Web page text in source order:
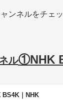
ンネルをチェ
ル①NHK